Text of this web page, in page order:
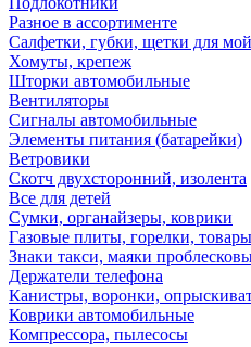
Разное в ассортименте
Салфетки, губки, щетки для
Хомуты, крепеж
Шторки автомобильные
Вентиляторы
Сигналы автомобильные
Элементы питания (батарейки)
Ветровики
Скотч двухсторонний, изолента
Все для детей
Сумки, органайзеры, коврики
Газовые плиты, горелки,
Знаки такси, маяки
Держатели телефона
Канистры, воронки,
Коврики автомобильные
Компрессора, пылесосы